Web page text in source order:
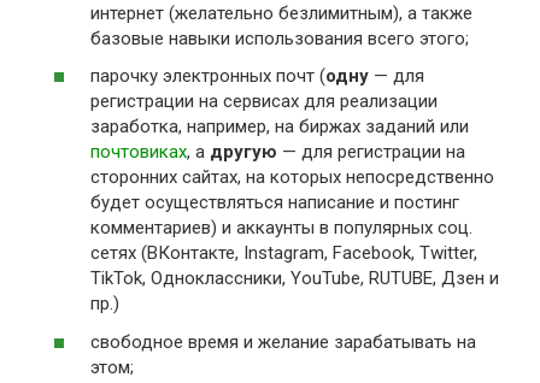
интернет (желательно безлимитным), а также
базовые навыки использования всего этого;
парочку электронных почт (одну — для
регистрации на сервисах для реализации
заработка, например, на биржах заданий или
почтовиках, а другую — для регистрации на
сторонних сайтах, на которых непосредственно
будет осуществляться написание и постинг
комментариев) и аккаунты в популярных соц.
сетях (ВКонтакте, Instagram, Facebook, Twitter,
TikTok, Одноклассники, YouTube, RUTUBE, Дзен и
пр.)
свободное время и желание зарабатывать на
этом;